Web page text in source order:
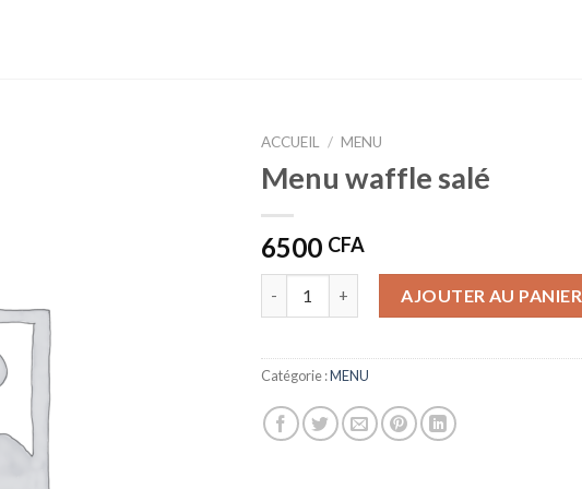
ACCUEIL / MENU
Menu waffle salé
6500 CFA
AJOUTER AU PANIER
Catégorie :MENU